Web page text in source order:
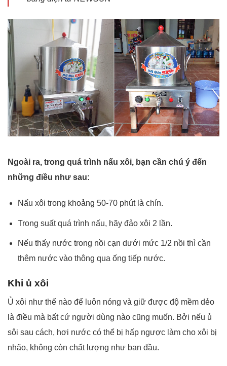
Ngoài ra, trong quá trình nấu xôi, bạn cần chú ý đến
những điều như sau:
Nấu xôi trong khoảng 50-70 phút là chín.
Trong suất quá trình nấu, hãy đảo xôi 2 lần.
Nếu thấy nước trong nồi cạn dưới mức 1/2 nồi thì cần
thêm nước vào thông qua ống tiếp nước.
Khi ủ xôi
Ủ xôi như thế nào để luôn nóng và giữ được độ mềm dẻo
là điều mà bất cứ người dùng nào cũng muốn. Bởi nếu ủ
sôi sau cách, hơi nước có thể bị hấp ngược làm cho xôi bị
nhão, không còn chất lượng như ban đầu.